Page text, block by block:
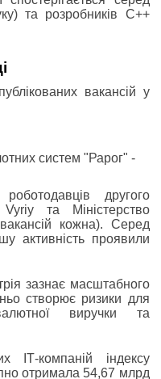
та розробників С++
вакансій у
систем "Рарог" -
другого
та Міністерство
кожна). Серед
активність проявили
зазнає масштабного
створює ризики для
виручки та
ІТ-компаній індексу
отримала 54,67 млрд